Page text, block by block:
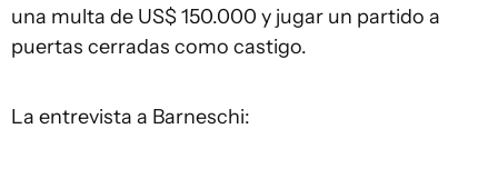
una multa de US$ 150.000 y jugar un partido a
puertas cerradas como castigo.
La entrevista a Barneschi: